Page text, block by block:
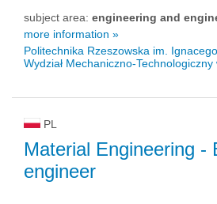
subject area: engineering and
more information »
Politechnika Rzeszowska im.
Wydział Mechaniczno-
PL
Material Engineering -
engineer